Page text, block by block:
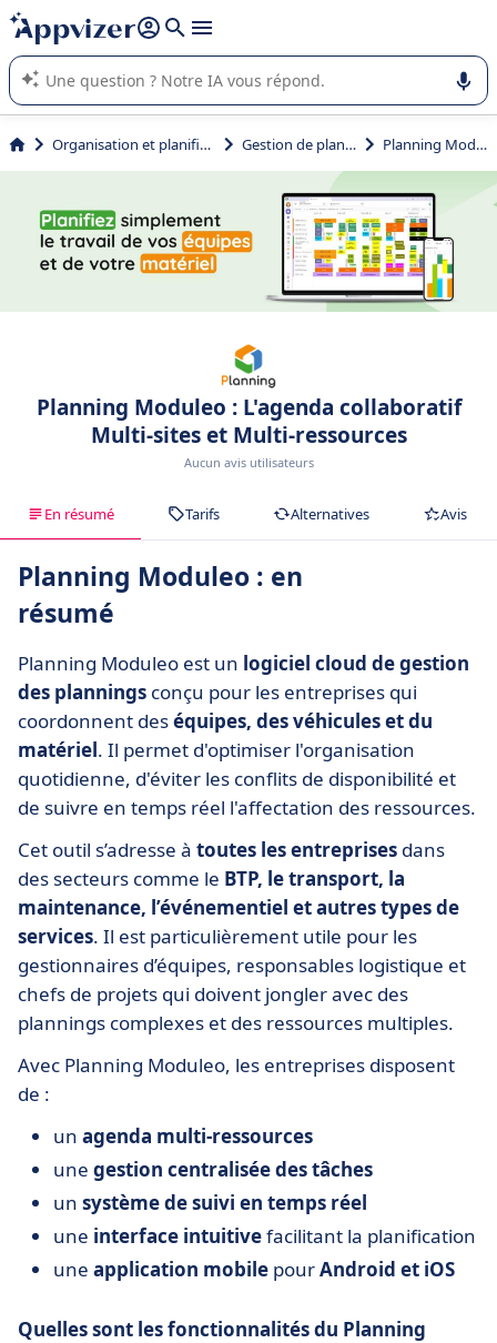
répondre (plusieurs lignes avec
L'IA de Appvizer vous guide dans l'utilisation ou la sélection de
logiciel SaaS en entreprise.
Organisation et planification Gestion de planning Planning Moduleo
Planning Moduleo : L'agenda collaboratif
Multi-sites et Multi-ressources
Aucun avis utilisateurs
En résumé Tarifs Alternatives Avis
Planning Moduleo : en
résumé
Planning Moduleo est un logiciel cloud de gestion
des plannings conçu pour les entreprises qui
coordonnent deséquipes, des véhicules et du
matériel. Il permet d'optimiser l'organisation
quotidienne, d'éviter les conflits de disponibilité et
de suivre en temps réel l'affectation des ressources.
Cet outil s’adresse à toutes les entreprises dans
des secteurs comme le BTP, le transport, la
maintenance, l’événementiel et autres types de
services. Il est particulièrement utile pour les
gestionnaires d’équipes, responsables logistique et
chefs de projets qui doivent jongler avec des
plannings complexes et des ressources multiples.
Avec Planning Moduleo, les entreprises disposent
de :
un agenda multi-ressources
une gestion centralisée des tâches
un système de suivi en temps réel
une interface intuitivefacilitant la planification
une application mobile pourAndroid et iOS
Quelles sont les fonctionnalités du Planning